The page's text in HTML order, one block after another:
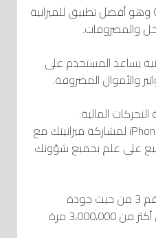
قم تجربة تطبيق Goodbudget وهو أفضل تطبيق للميزانية
والمصروفات.
يساعد المستخدم على
والأموال المصروفة.
المالية.
قم بالمزامنة عبر Android أو iPhone لمشاركة ميزانيتك مع
على علم بجميع شؤونك
لقد حاز التطبيق على المرتبة رقم 3 من حيث جودة
مرة